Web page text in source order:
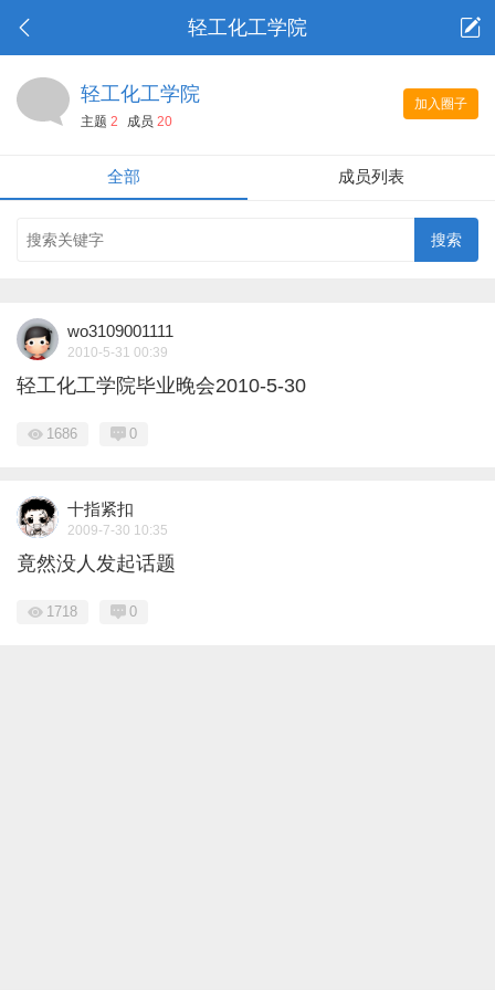
轻工化工学院
加入圈子
轻工化工学院
主题 2 成员 20
全部 成员列表
wo3109001111
2010-5-31 00:39
轻工化工学院毕业晚会2010-5-30
1686 0
十指紧扣
2009-7-30 10:35
竟然没人发起话题
1718 0